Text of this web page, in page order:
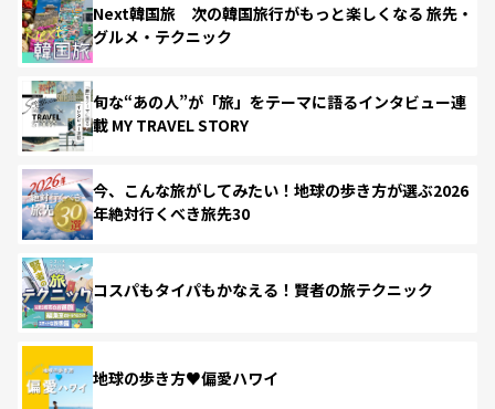
Next韓国旅 次の韓国旅行がもっと楽しくなる 旅先・
グルメ・テクニック
旬な“あの人”が「旅」をテーマに語るインタビュー連
載 MY TRAVEL STORY
今、こんな旅がしてみたい！地球の歩き方が選ぶ2026
年絶対行くべき旅先30
コスパもタイパもかなえる！賢者の旅テクニック
地球の歩き方♥偏愛ハワイ